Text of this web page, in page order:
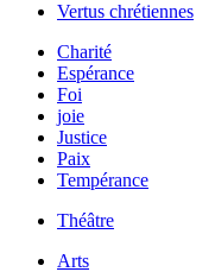
Vertus chrétiennes
Charité
Espérance
Foi
joie
Justice
Paix
Tempérance
Théâtre
Arts